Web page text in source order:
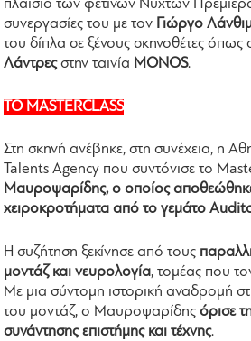
πλαίσιο των φετινών Νυχτών
συνεργασίες του με τον
Γιώργο
του δίπλα σε ξένους σκηνοθέτες όπως
Λάντρεςστην ταινία MONOS.
ΤΟ MASTERCLASS
Στη σκηνή ανέβηκε, στη συνέχεια, η
Talents Agency που συντόνισε το
Μαυροψαρίδης, o οποίος
χειροκροτήματα από το γεμάτο
Η συζήτηση ξεκίνησε από τους
μοντάζ και νευρολογία, τομέας που
Με μια σύντομη ιστορική αναδρομή
του μοντάζ, ο Μαυροψαρίδηςόρισε
συνάντησης επιστήμης και τέχνης.